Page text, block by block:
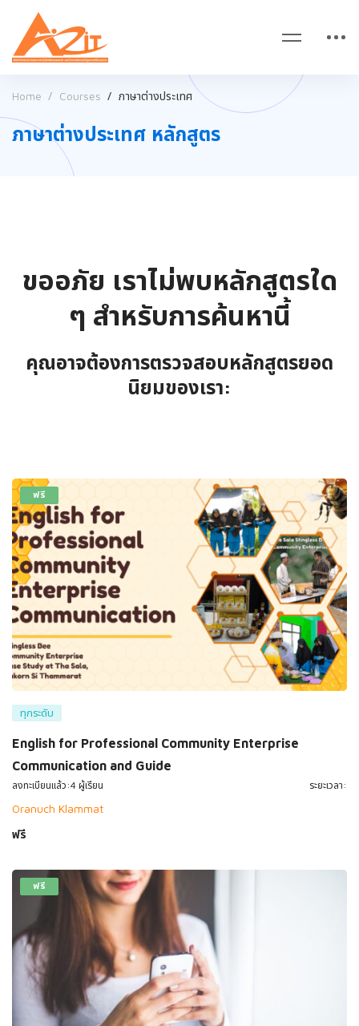
Home Courses ภาษาต่างประเทศ
ภาษาต่างประเทศ หลักสูตร
ขออภัย เราไม่พบหลักสูตรใด
ๆ สำหรับการค้นหานี้
คุณอาจต้องการตรวจสอบหลักสูตรยอด
นิยมของเรา:
ฟรี
ทุกระดับ
English for Professional Community Enterprise
Communication and Guide
ลงทะเบียนแล้ว:4 ผู้เรียน ระยะเวลา:
Oranuch Klammat
ฟรี
ฟรี